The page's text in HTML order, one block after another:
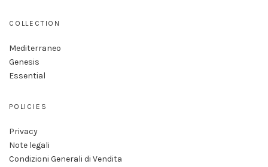
COLLECTION
Mediterraneo
Genesis
Essential
POLICIES
Privacy
Note legali
Condizioni Generali di Vendita